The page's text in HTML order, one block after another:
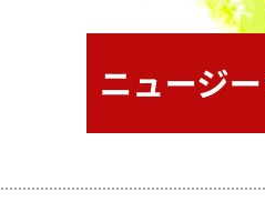
ニュージーランドワイン総合サイト